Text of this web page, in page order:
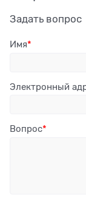
Задать вопрос
Имя
Электронный
Вопрос